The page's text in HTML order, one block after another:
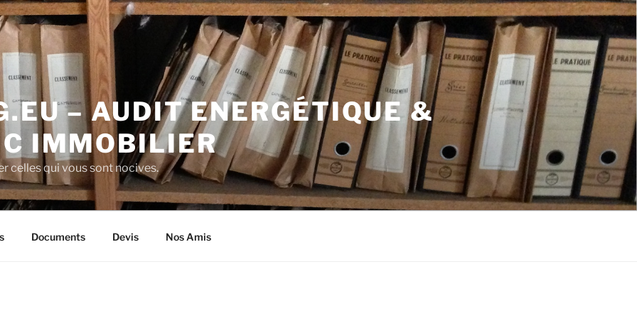
– AUDIT ENERGÉTIQUE &
IMMOBILIER
celles qui vous sont nocives.
Documents Devis Nos Amis